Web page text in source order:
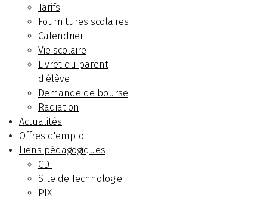
Tarifs
Fournitures scolaires
Calendrier
Vie scolaire
Livret du parent
d'élève
Demande de bourse
Radiation
Actualités
Offres d'emploi
Liens pédagogiques
CDI
SIte de Technologie
PIX